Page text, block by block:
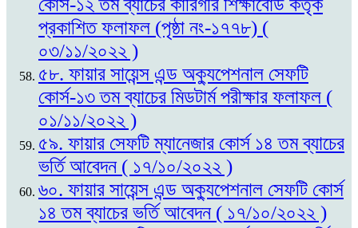
কোর্স-১২ তম ব্যাচের কারিগরি শিক্ষাবোর্ড কর্তৃক
প্রকাশিত ফলাফল (পৃষ্ঠা নং-১৭৭৮) (
০৩/১১/২০২২ )
৫৮. ফায়ার সায়েন্স এন্ড অক্যুপেশনাল সেফটি
কোর্স-১৩ তম ব্যাচের মিডটার্ম পরীক্ষার ফলাফল (
০১/১১/২০২২ )
৫৯. ফায়ার সেফটি ম্যানেজার কোর্স ১৪ তম ব্যাচের
ভর্তি আবেদন ( ১৭/১০/২০২২ )
৬০. ফায়ার সায়েন্স এন্ড অক্যুপেশনাল সেফটি কোর্স
১৪ তম ব্যাচের ভর্তি আবেদন ( ১৭/১০/২০২২ )